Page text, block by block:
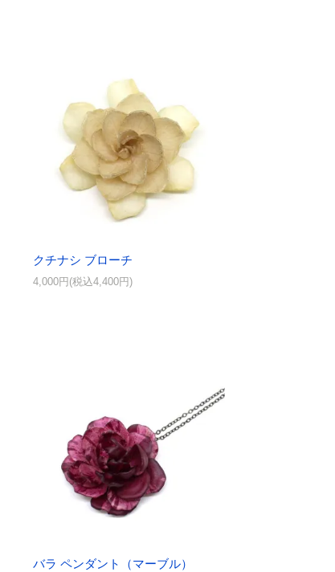
クチナシ ブローチ
4,000円(税込4,400円)
バラ ペンダント（マーブル）